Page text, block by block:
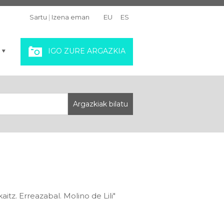
Sartu | Izena eman EU ES
IGO ZURE ARGAZKIA
Erreazabal. Molino de Lili"